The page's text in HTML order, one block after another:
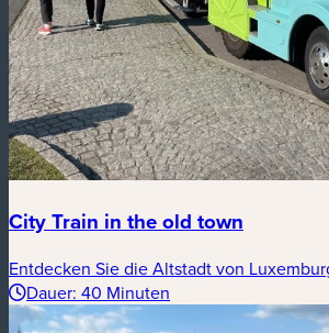
City Train in the old town
Entdecken Sie die Altstadt von
Dauer: 40 Minuten